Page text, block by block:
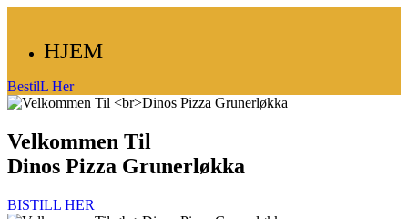
HJEM
BestilL Her
Velkommen Til
Dinos Pizza Grunerløkka
BISTILL HER